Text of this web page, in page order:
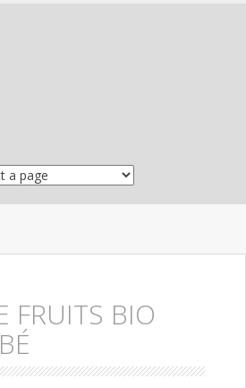
FRUITS BIO